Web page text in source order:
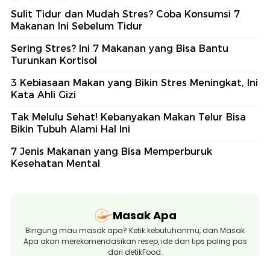
Sulit Tidur dan Mudah Stres? Coba Konsumsi 7
Makanan Ini Sebelum Tidur
Sering Stres? Ini 7 Makanan yang Bisa Bantu
Turunkan Kortisol
3 Kebiasaan Makan yang Bikin Stres Meningkat, Ini
Kata Ahli Gizi
Tak Melulu Sehat! Kebanyakan Makan Telur Bisa
Bikin Tubuh Alami Hal Ini
7 Jenis Makanan yang Bisa Memperburuk
Kesehatan Mental
Masak Apa
Bingung mau masak apa? Ketik kebutuhanmu, dan Masak
Apa akan merekomendasikan resep, ide dan tips paling pas
dari detikFood.